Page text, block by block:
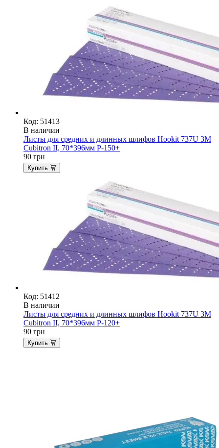
Код: 51413
В наличии
Листы для средних и длинных шлифов Hookit 737U 3M
Cubitron II, 70*396мм P-150+
90 грн
Купить
Код: 51412
В наличии
Листы для средних и длинных шлифов Hookit 737U 3M
Cubitron II, 70*396мм P-120+
90 грн
Купить